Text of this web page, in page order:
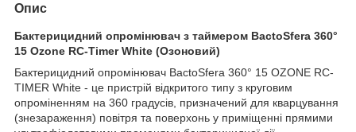
Опис
Бактерицидний опромінювач з таймером BactoSfera 360°
15 Ozone RC-Timer White (Озоновий)
Бактерицидний опромінювач BactoSfera 360° 15 OZONE RC-
TIMER White - це пристрій відкритого типу з круговим
опроміненням на 360 градусів, призначений для кварцування
(знезараження) повітря та поверхонь у приміщенні прямими